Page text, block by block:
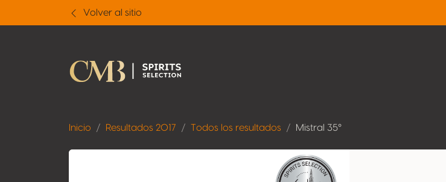
Volver al sitio
Inicio Resultados 2017 Todos los resultados Mistral 35°